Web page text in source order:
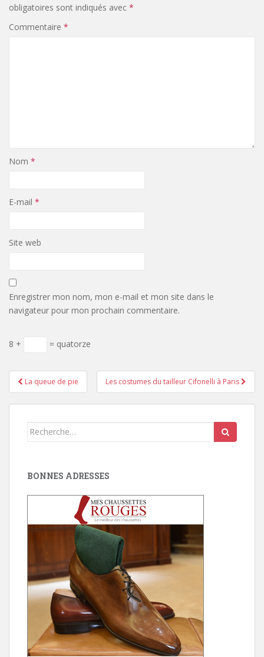
obligatoires sont indiqués avec *
Commentaire *
Nom *
E-mail *
Site web
Enregistrer mon nom, mon e-mail et mon site dans le
navigateur pour mon prochain commentaire.
8 + = quatorze
Pagination
d'article
La queue de pie Les costumes du tailleur Cifonelli à Paris
Search
BONNES ADRESSES